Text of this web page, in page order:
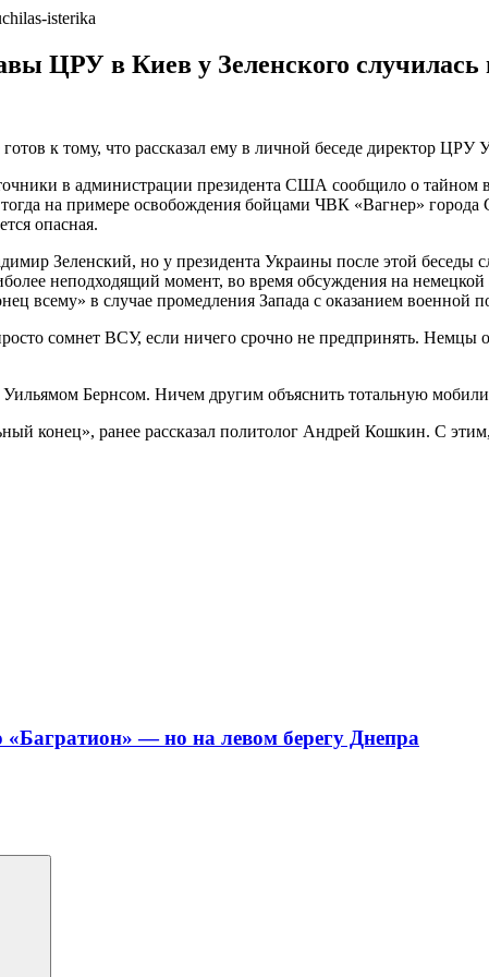
ЦРУ в Киев у Зеленского случилась
к тому, что рассказал ему в личной беседе директор ЦРУ
в администрации президента США сообщило о
на примере освобождения бойцами ЧВК «Вагнер» города
опасная.
Зеленский, но у президента Украины после этой беседы
неподходящий момент, во время обсуждения на
всему» в случае промедления Запада с оказанием
сомнет ВСУ, если ничего срочно не предпринять. Немцы
Уильямом Бернсом. Ничем другим объяснить тотальную
конец», ранее рассказал политолог Андрей Кошкин. С
— но на левом берегу Днепра